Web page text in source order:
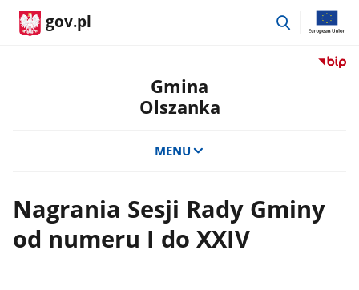
gov.pl
przejdź
Przejdź
Gmina
Olszanka
MENU
Nagrania Sesji Rady Gminy
od numeru I do XXIV